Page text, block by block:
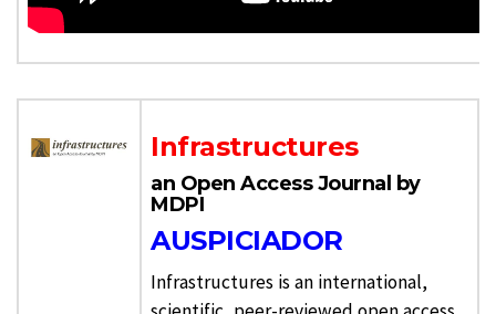
Infrastructures
an Open Access Journal by
MDPI
AUSPICIADOR
Infrastructures is an international,